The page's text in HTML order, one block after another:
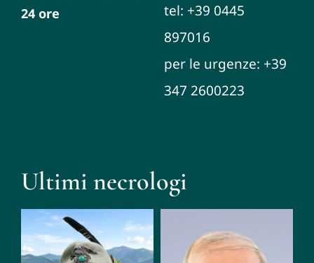
24 ore
tel: +39 0445
897016
per le urgenze: +39
347 2600223
Ultimi necrologi